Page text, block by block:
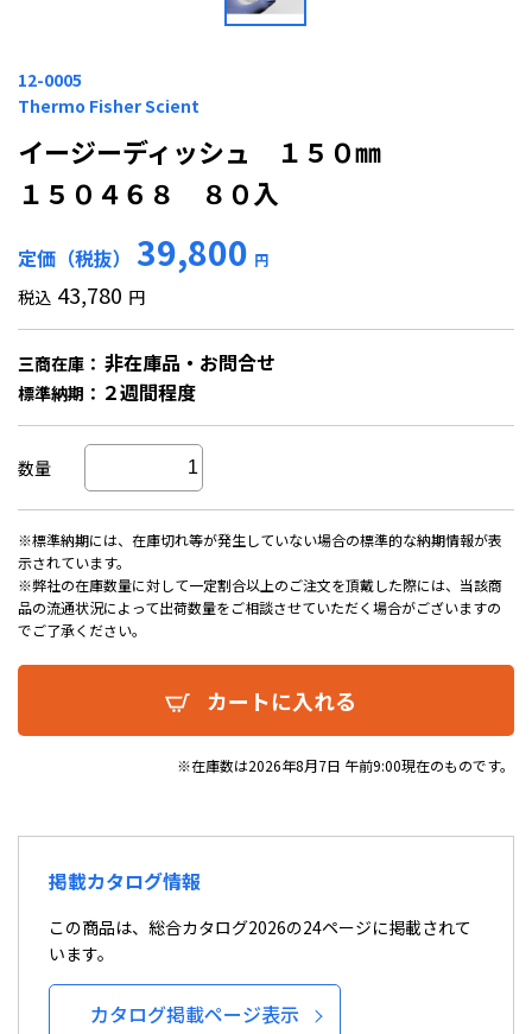
12-0005
Thermo Fisher Scient
イージーディッシュ １５０㎜
１５０４６８ ８０入
定価（税抜） 39,800 円
税込 43,780 円
三商在庫： 非在庫品・お問合せ
標準納期： ２週間程度
数量
※標準納期には、在庫切れ等が発生していない場合の標準的な納期情報が表
示されています。
※弊社の在庫数量に対して一定割合以上のご注文を頂戴した際には、当該商
品の流通状況によって出荷数量をご相談させていただく場合がございますの
でご了承ください。
カートに入れる
※在庫数は2026年8月7日 午前9:00現在のものです。
掲載カタログ情報
この商品は、総合カタログ2026の24ページに掲載されて
います。
カタログ掲載ページ表示